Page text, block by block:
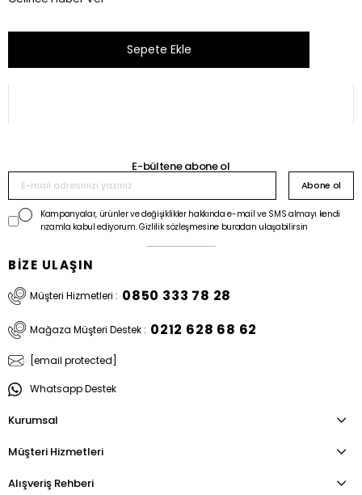
Bu ürünü son 24 saat içinde 50 kişi inceledi.
E-bültene abone ol
Abone ol
Kampanyalar, ürünler ve değişiklikler hakkında e-mail ve SMS almayı kendi
rızamla kabul ediyorum. Gizlilik sözleşmesine buradan ulaşabilirsin
BİZE ULAŞIN
Müşteri Hizmetleri : 0850 333 78 28
Mağaza Müşteri Destek : 0212 628 68 62
[email protected]
Whatsapp Destek
Kurumsal
Müşteri Hizmetleri
Alışveriş Rehberi